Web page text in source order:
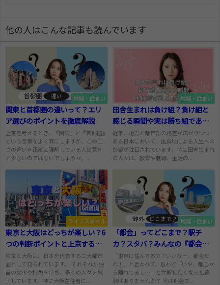
他の人はこんな記事も読んでいます
地域・住まい
関東と首都圏の違いって？エリ
ア選びのポイントを徹底解説
上京を考えるとき、『関東』と『首都圏』
という言葉をよく耳にしますが、この二
つの違いを正確に理解している人は意外
と少ないのではないでしょうか。...
地域・住まい
田舎生まれは負け組？負け組と
感じる瞬間や実は勝ち組である
理由
近年、地方と都市部の格差が広がりつつ
ある日本において、出身地による人生への
影響が注目されています。特に田舎生まれ
の人々は、教育や就職、生活の...
ライフスタイル
東京と大阪はどっちが楽しい？6
つの判断ポイントと上京する魅
力を解説
東京と大阪は、日本を代表する二大都市
圏として知られています。 それぞれが独
自の文化や特色を持ち、多くの人々を魅
了しています。特に大阪在住者に...
地域・住まい
「都会」ってどこまで？駅チ
カ？スタバ？みんなの『都会ラ
イン』大調査！
「東京に住んでるの？いいなー、都会だ
ね！」と言われて、思わず「いや、都心か
ら離れてるし…」と弁解したくなった経
験はありませんか？ 実は都会の...